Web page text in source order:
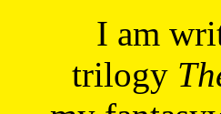
I am
trilogy